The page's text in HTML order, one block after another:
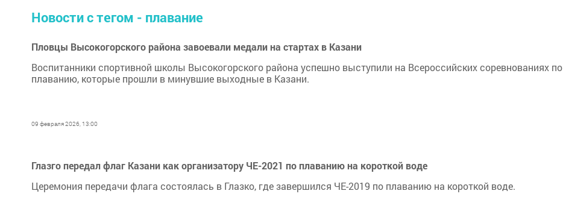
Новости с тегом - плавание
Пловцы Высокогорского района завоевали медали на стартах в Казани
Воспитанники спортивной школы Высокогорского района успешно выступили на Всероссийских соревнованиях по
плаванию, которые прошли в минувшие выходные в Казани.
09 февраля 2026, 13:00
Глазго передал флаг Казани как организатору ЧЕ-2021 по плаванию на короткой воде
Церемония передачи флага состоялась в Глазко, где завершился ЧЕ-2019 по плаванию на короткой воде.